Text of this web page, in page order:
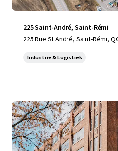
225 Saint-André, Saint-Rémi
225 Rue St André, Saint-Rémi,
Industrie & Logistiek